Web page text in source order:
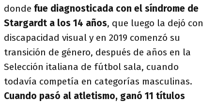
donde fue diagnosticada con el síndrome de
Stargardt a los 14 años, que luego la dejó con
discapacidad visual y en 2019 comenzó su
transición de género, después de años en la
Selección italiana de fútbol sala, cuando
todavía competía en categorías masculinas.
Cuando pasó al atletismo, ganó 11 títulos